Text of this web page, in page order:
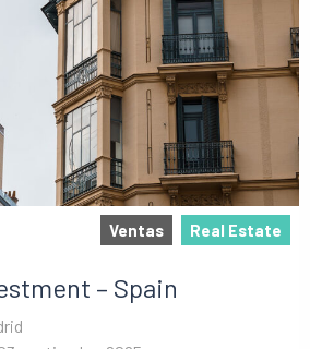
Ventas Real Estate
– Spain